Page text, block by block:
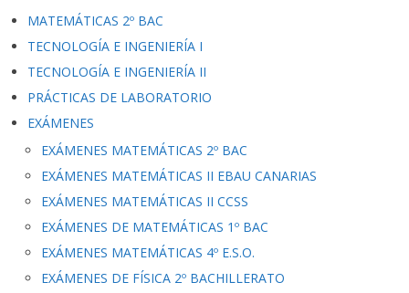
MATEMÁTICAS 2º BAC
TECNOLOGÍA E INGENIERÍA I
TECNOLOGÍA E INGENIERÍA II
PRÁCTICAS DE LABORATORIO
EXÁMENES
EXÁMENES MATEMÁTICAS 2º BAC
EXÁMENES MATEMÁTICAS II EBAU CANARIAS
EXÁMENES MATEMÁTICAS II CCSS
EXÁMENES DE MATEMÁTICAS 1º BAC
EXÁMENES MATEMÁTICAS 4º E.S.O.
EXÁMENES DE FÍSICA 2º BACHILLERATO